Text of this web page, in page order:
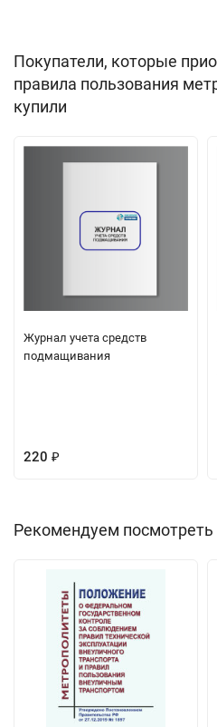
Покупатели, которые
правила пользования
купили
Журнал учета средств
подмащивания
220 ₽
Рекомендуем посмотреть